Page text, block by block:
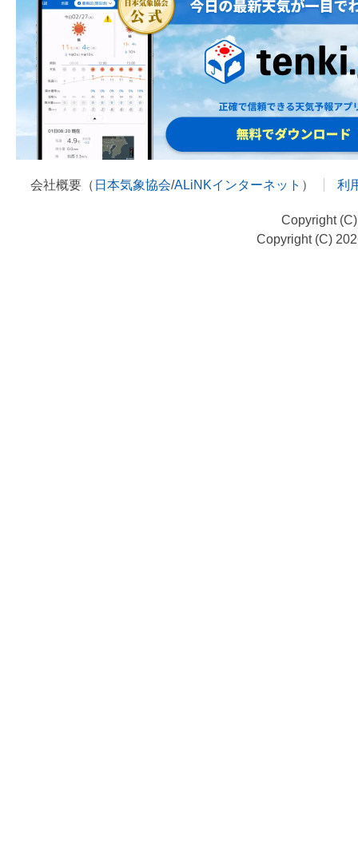
会社概要（ 日本気象協会/ALiNKインターネット ） 利
Copyright
Copyright (C)